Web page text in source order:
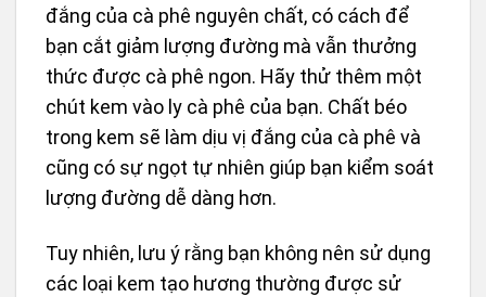
đắng của cà phê nguyên chất, có cách để
bạn cắt giảm lượng đường mà vẫn thưởng
thức được cà phê ngon. Hãy thử thêm một
chút kem vào ly cà phê của bạn. Chất béo
trong kem sẽ làm dịu vị đắng của cà phê và
cũng có sự ngọt tự nhiên giúp bạn kiểm soát
lượng đường dễ dàng hơn.
Tuy nhiên, lưu ý rằng bạn không nên sử dụng
các loại kem tạo hương thường được sử